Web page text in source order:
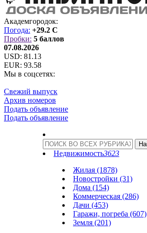
Академгородок:
Погода: +29.2 C
Пробки: 5 баллов
07.08.2026
USD: 81.13
EUR: 93.58
Мы в соцсетях:
Свежий выпуск
Архив номеров
Подать объявление
Подать объявление
Недвижимость3623
Жилая (1878)
Новостройки (31)
Дома (154)
Коммерческая (286)
Дачи (453)
Гаражи, погреба (607)
Земля (201)